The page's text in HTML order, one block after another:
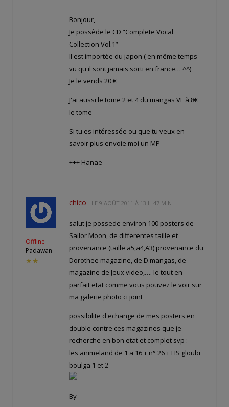
Bonjour,
Je possède le CD “Complete Vocal
Collection Vol.1”
Il est importée du japon ( en même temps
vu qu'il sont jamais sorti en france… ^^)
Je le vends 20 €
J'ai aussi le tome 2 et 4 du mangas VF à 8€
le tome
Si tu es intéressée ou que tu veux en
savoir plus envoie moi un MP
+++ Hanae
Offline
Padawan
★★
chico LE 9 AOÛT 2011 À 13 H 47 MIN
salut je possede environ 100 posters de
Sailor Moon, de differentes taille et
provenance (taille a5,a4,A3) provenance du
Dorothee magazine, de D.mangas, de
magazine de Jeux video,…. le tout en
parfait etat comme vous pouvez le voir sur
ma galerie photo ci joint
possibilite d'echange de mes posters en
double contre ces magazines que je
recherche en bon etat et complet svp :
les animeland de 1 a 16 + n° 26 + HS gloubi
boulga 1 et 2
By